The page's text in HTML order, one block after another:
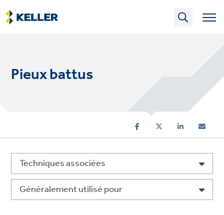
Skip
to
main
Pieux battus
Techniques associées
Généralement utilisé pour